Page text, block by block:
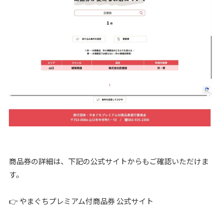
商品券の詳細は、下記の公式サイトからもご確認いただけま
す。
👉 やまぐちプレミアム付商品券 公式サイト